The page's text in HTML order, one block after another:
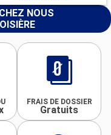
NOUS
FRAIS DE DOSSIER
Gratuits